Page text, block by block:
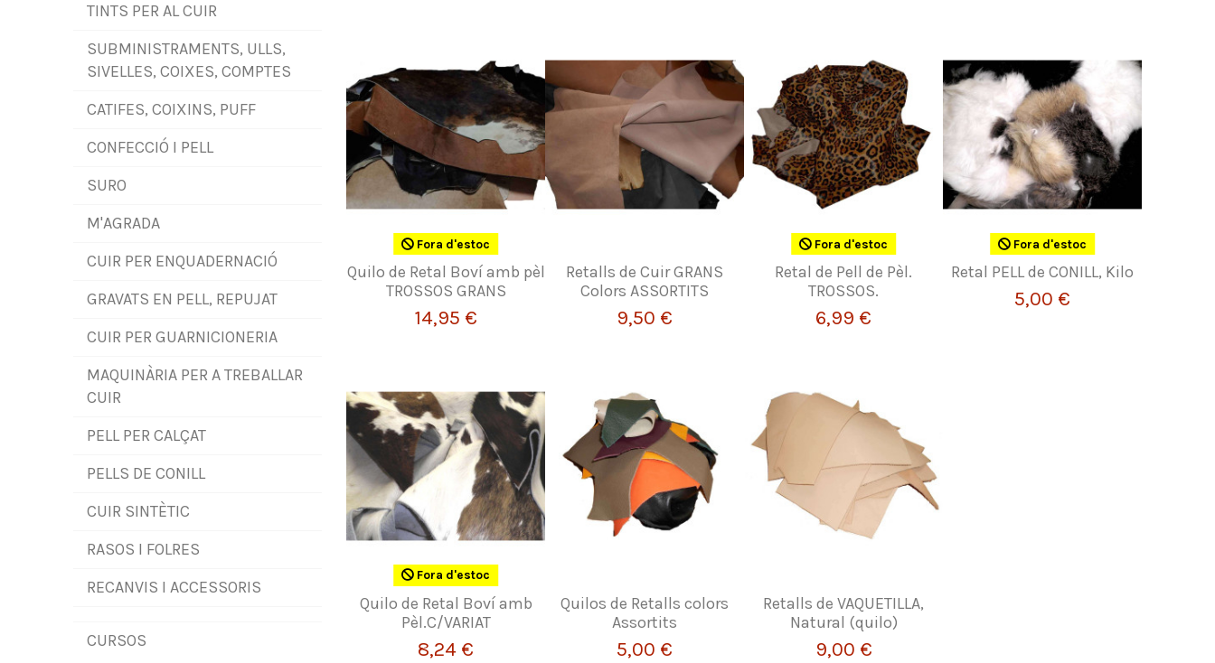
Fora d'estoc
Quilo de Retal Boví amb pèl
TROSSOS GRANS
14,95 €
Retalls de Cuir GRANS
Colors ASSORTITS
9,50 €
Fora d'estoc
Retal de Pell de Pèl.
TROSSOS.
6,99 €
Fora d'estoc
Retal PELL de CONILL, Kilo
5,00 €
Fora d'estoc
Quilo de Retal Boví amb
Pèl.C/VARIAT
8,24 €
Quilos de Retalls colors
Assortits
5,00 €
Retalls de VAQUETILLA,
Natural (quilo)
9,00 €
TINTS PER AL CUIR
SUBMINISTRAMENTS, ULLS,
SIVELLES, COIXES, COMPTES
CATIFES, COIXINS, PUFF
CONFECCIÓ I PELL
SURO
M'AGRADA
CUIR PER ENQUADERNACIÓ
GRAVATS EN PELL, REPUJAT
CUIR PER GUARNICIONERIA
MAQUINÀRIA PER A TREBALLAR
CUIR
PELL PER CALÇAT
PELLS DE CONILL
CUIR SINTÈTIC
RASOS I FOLRES
RECANVIS I ACCESSORIS
CURSOS